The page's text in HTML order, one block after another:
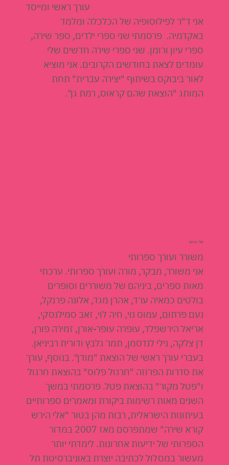
עורך ראשי ומייסד
אני ד"ר לפילוסופיה של הכלכלה ומלמד
באקדמיה. פרסמתי שני ספרי ילדים, ספר שירה,
ספרי עיון ורומן. שני ספרי שירה חדשים שלי
עומדים לצאת בחודשים הקרובים. אני מוציא
לאור ביבוקס בשיתוף "יצירה עברית" תחת
המותג "הוצאת שהם קראוס, רמת גן".
אלי הירש
משורר ועורך ספרותי
אני משורר, מבקר, מורה ועורך ספרותי. ערכתי
מאות ספרים, ביניהם של משוררים וסופרים
בולטים כמאיה ערד, אהרן מגד, אלונה פרנקל,
נעם פרתום, עמוס נוי, חיה לוי, זאב סמילנסקי,
אריאל הירשפלד, עופרה עופר-אורן, זמירה פורן,
דן צלקה, נילי לנדסמן, תמר גלבץ ודורית רביניאן.
בעברי עורך ראשי של הוצאת "מודן". בנוסף, עורך
את סדרות הפרוזה "חרגול פלוס" בהוצאת חרגול
ו"פטל מקור" בהוצאת פטל. פרסמתי במשך
השנים מאות רשימות ביקורת ומאמרים ספרותיים
בעיתונות הישראלית, רבות מהן בטור "אלי הירש
קורא שירה" שמתפרסם מאז 2007 במדור
הספרותי של ידיעות אחרונות. לימדתי יותר
מעשור במסלול לכתיבה יוצרת באוניברסיטת תל